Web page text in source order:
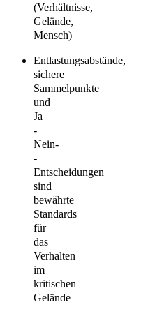
(Verhältnisse,
Gelände,
Mensch)
Entlastungsabstände,
sichere
Sammelpunkte
und
Ja
-
Nein-
-
Entscheidungen
sind
bewährte
Standards
für
das
Verhalten
im
kritischen
Gelände